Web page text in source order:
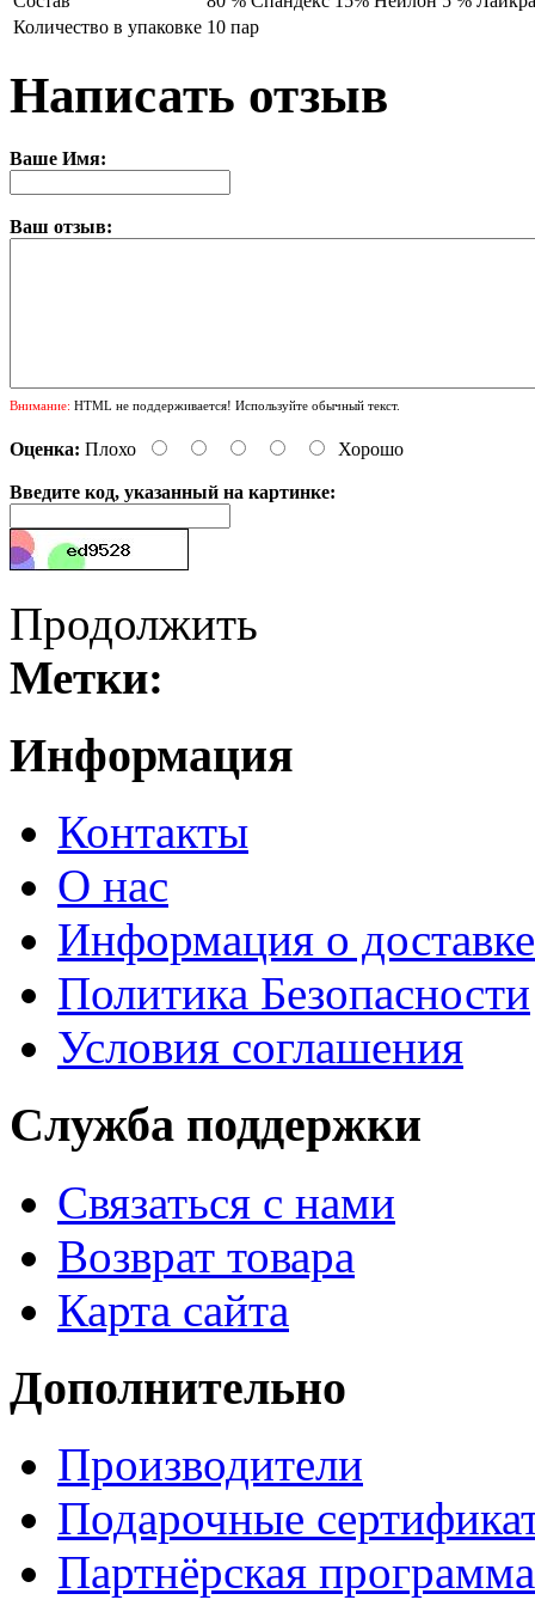
Количество в упаковке 10 пар
Написать отзыв
Ваше Имя:
Ваш отзыв:
Внимание: HTML не поддерживается! Используйте обычный текст.
Оценка: Плохо Хорошо
Введите код, указанный на картинке:
Продолжить
Метки:
Информация
Контакты
О нас
Информация о доставке
Политика Безопасности
Условия соглашения
Служба поддержки
Связаться с нами
Возврат товара
Карта сайта
Дополнительно
Производители
Подарочные
Партнёрская программа